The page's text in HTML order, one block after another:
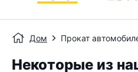
Дом Прокат
Некоторые из